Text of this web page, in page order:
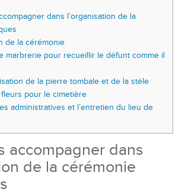
dans l’organisation de la
de la cérémonie
marbrerie pour recueillir le défunt comme il
de la pierre tombale et de la stèle
pour le cimetière
administratives et l’entretien du lieu de
accompagner dans
de la cérémonie